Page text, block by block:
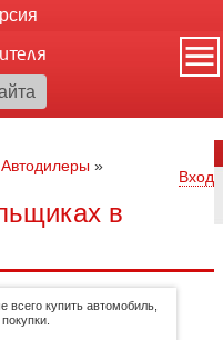
Автодилеры »
Вход
в
всего купить автомобиль,